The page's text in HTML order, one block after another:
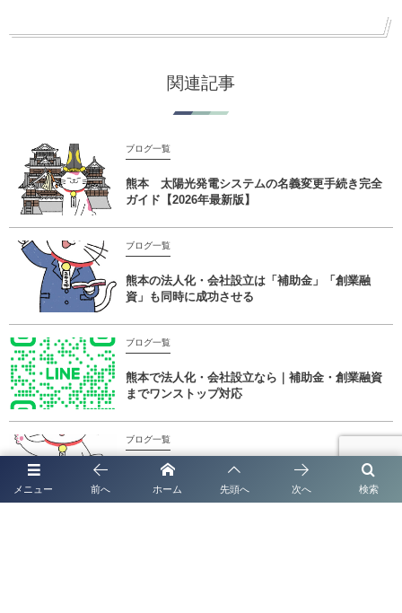
関連記事
ブログ一覧
熊本 太陽光発電システムの名義変更手続き完全
ガイド【2026年最新版】
ブログ一覧
熊本の法人化・会社設立は「補助金」「創業融
資」も同時に成功させる
ブログ一覧
熊本で法人化・会社設立なら｜補助金・創業融資
までワンストップ対応
ブログ一覧
太陽光発電システムの名義変更手続き完全ガイド
【全国対応】
メニュー 検索
前へ ホーム 先頭へ 次へ